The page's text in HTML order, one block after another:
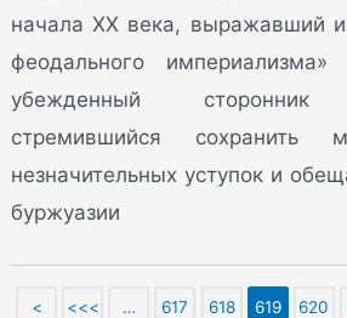
начала XX века, выражавший
феодального империализма»
убежденный сторонник
стремившийся сохранить
незначительных уступок и
буржуазии
< <<< … 617 618 619 620